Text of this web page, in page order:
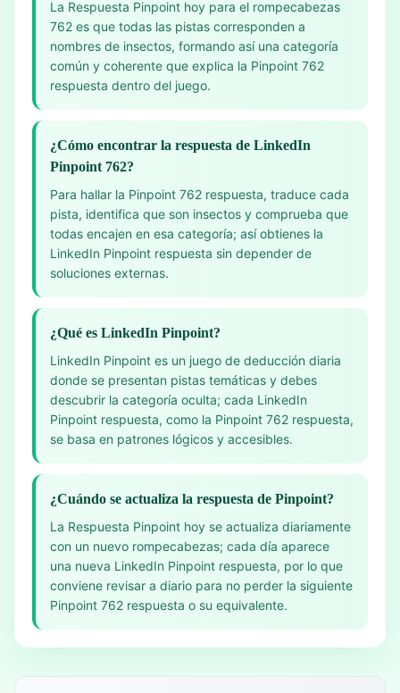
La Respuesta Pinpoint hoy para el rompecabezas
762 es que todas las pistas corresponden a
nombres de insectos, formando así una categoría
común y coherente que explica la Pinpoint 762
respuesta dentro del juego.
¿Cómo encontrar la respuesta de LinkedIn
Pinpoint 762?
Para hallar la Pinpoint 762 respuesta, traduce cada
pista, identifica que son insectos y comprueba que
todas encajen en esa categoría; así obtienes la
LinkedIn Pinpoint respuesta sin depender de
soluciones externas.
¿Qué es LinkedIn Pinpoint?
LinkedIn Pinpoint es un juego de deducción diaria
donde se presentan pistas temáticas y debes
descubrir la categoría oculta; cada LinkedIn
Pinpoint respuesta, como la Pinpoint 762 respuesta,
se basa en patrones lógicos y accesibles.
¿Cuándo se actualiza la respuesta de Pinpoint?
La Respuesta Pinpoint hoy se actualiza diariamente
con un nuevo rompecabezas; cada día aparece
una nueva LinkedIn Pinpoint respuesta, por lo que
conviene revisar a diario para no perder la siguiente
Pinpoint 762 respuesta o su equivalente.